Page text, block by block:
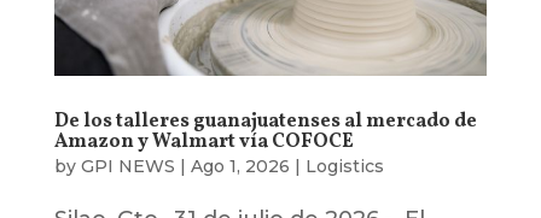
De los talleres guanajuatenses al mercado de
Amazon y Walmart vía COFOCE
by GPI NEWS | Ago 1, 2026 | Logistics